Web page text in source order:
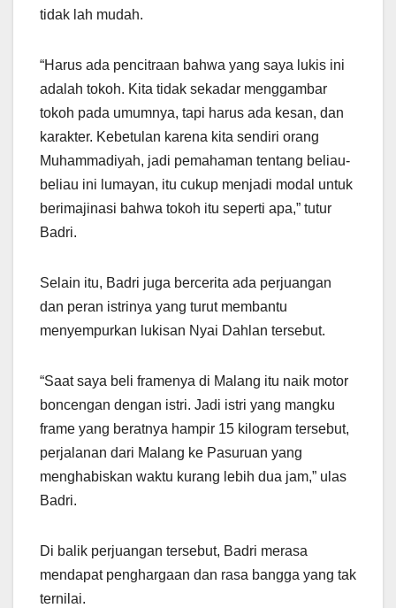
tidak lah mudah.
“Harus ada pencitraan bahwa yang saya lukis ini
adalah tokoh. Kita tidak sekadar menggambar
tokoh pada umumnya, tapi harus ada kesan, dan
karakter. Kebetulan karena kita sendiri orang
Muhammadiyah, jadi pemahaman tentang beliau-
beliau ini lumayan, itu cukup menjadi modal untuk
berimajinasi bahwa tokoh itu seperti apa,” tutur
Badri.
Selain itu, Badri juga bercerita ada perjuangan
dan peran istrinya yang turut membantu
menyempurkan lukisan Nyai Dahlan tersebut.
“Saat saya beli framenya di Malang itu naik motor
boncengan dengan istri. Jadi istri yang mangku
frame yang beratnya hampir 15 kilogram tersebut,
perjalanan dari Malang ke Pasuruan yang
menghabiskan waktu kurang lebih dua jam,” ulas
Badri.
Di balik perjuangan tersebut, Badri merasa
mendapat penghargaan dan rasa bangga yang tak
ternilai.